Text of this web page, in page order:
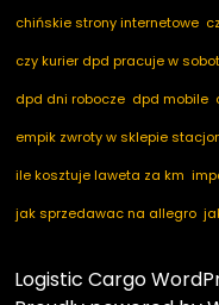
chińskie strony internetowe
czy kurier dpd pracuje w
dpd dni robocze dpd mobile
empik zwroty w sklepie
ile kosztuje laweta za km
jak sprzedawac na allegro
nadaj paczkę dpd
notino
Logistic Cargo